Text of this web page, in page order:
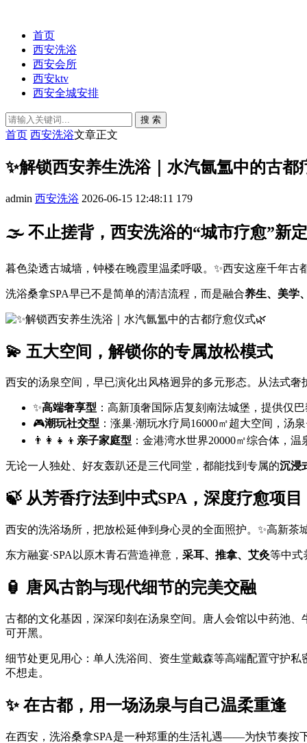
首页
西安洗浴
西安会所
西安ktv
西安全城安排
搜 索
首页 西安洗浴文章正文
✨解锁西安养生洗浴｜水汽氤氲中的古都
admin 西安洗浴 2026-06-15 12:48:11 179
🌫️ 不止搓背，西安洗浴的“城市疗愈”新
暮色染透古城墙，钟楼在晚霞里温柔呼吸。✨西安这座千年
洗浴桑拿SPA早已不是简单的清洁流程，而是融合养生、美学
💫 五大空间，解锁你的专属放松模式
西安的汤泉空间，早已演化出风格迥异的多元形态。从法式
✨高端奢享型 ：高新顶奢国际店复刻南法城堡，提供仅
🎮潮玩社交型 ：涨巢·潮玩水疗局16000㎡超大空间，
👨‍👩‍👧‍👦 亲子家庭型 ：金港湾水世界20000㎡综合体，
无论一人独处、好友轰趴还是三代同堂，都能找到专属的沉浸
🍃 从芳香疗法到中式SPA，深度疗愈项目
西安的洗浴场所，把放松延伸到身心灵的全面照护。✨高新
东方融宴·SPA以原木青石营造禅意， 采耳、推拿、艾灸等中式
🏮 唐风古韵与现代细节的完美交融
古都的文化基因，深深印刻在汤泉空间。唐人会馆以中药池
可开黑。
细节处更见用心：单人洗浴间、资生堂戴森等高端配置守护
不想走。
✨ 在古都，用一场汤泉与自己温柔重逢
在西安，洗浴桑拿SPA是一种郑重的生活礼遇——为快节奏按